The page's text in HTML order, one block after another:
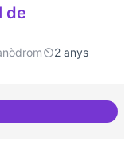
de
2 anys
del Model de